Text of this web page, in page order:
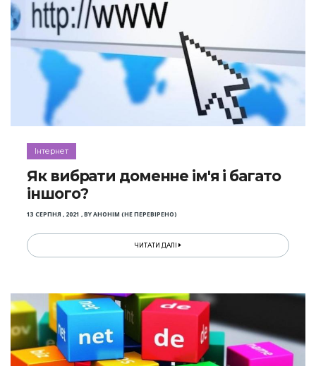
Інтернет
Як вибрати доменне ім'я і багато
іншого?
13 СЕРПНЯ , 2021 ,BYАНОНІМ (НЕ ПЕРЕВІРЕНО)
ЧИТАТИ ДАЛІ